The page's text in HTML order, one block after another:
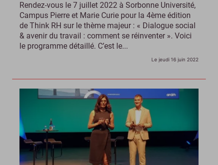
Rendez-vous le 7 juillet 2022 à Sorbonne Université,
Campus Pierre et Marie Curie pour la 4ème édition
de Think RH sur le thème majeur : « Dialogue social
& avenir du travail : comment se réinventer ». Voici
le programme détaillé. C’est le...
Le jeudi 16 juin 2022